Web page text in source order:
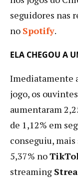
seguidores nas
no Spotify.
ELA CHEGOU A
Imediatamente
jogo, os
aumentaram
de 1,12% em
conseguiu,
5,37% no
streaming